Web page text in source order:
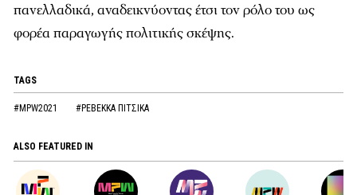
πανελλαδικά, αναδεικνύοντας έτσι τον ρόλο του ως
φορέα παραγωγής πολιτικής σκέψης.
TAGS
#MPW2021 #ΡΕΒΕΚΚΑ ΠΙΤΣΙΚΑ
ALSO FEATURED IN